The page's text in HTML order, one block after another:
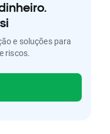
e soluções para
riscos.